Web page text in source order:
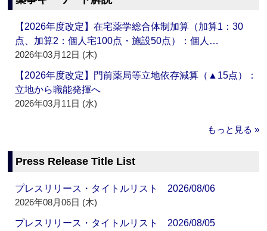
【2026年度改定】在宅薬学総合体制加算（加算1：30
点、加算2：個人宅100点・施設50点）：個人…
2026年03月12日 (木)
【2026年度改定】門前薬局等立地依存減算（▲15点）：
立地から職能発揮へ
2026年03月11日 (水)
もっと見る »
Press Release Title List
プレスリリース・タイトルリスト 2026/08/06
2026年08月06日 (木)
プレスリリース・タイトルリスト 2026/08/05